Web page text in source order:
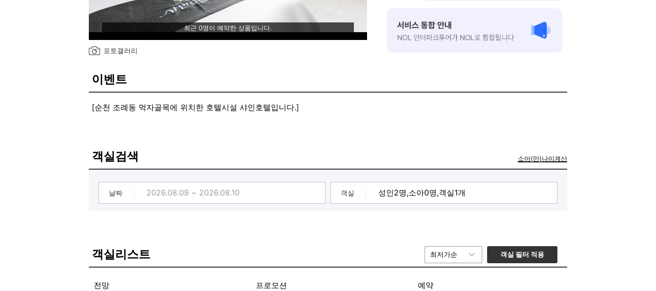
최근 0명이 예약한 상품입니다.
포토갤러리
이벤트
[순천 조례동 먹자골목에 위치한 호텔시설 샤인호텔입니다.]
객실검색 소아(만)나이계산
날짜 객실
객실리스트 최저가순 객실 필터 적용
전망 프로모션 예약